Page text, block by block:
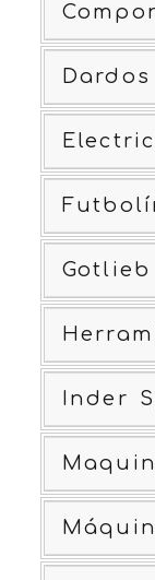
Dardos
Gotlieb
Inder